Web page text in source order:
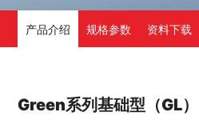
产品介绍 规格参数 资料下载
Green系列基础型（GL）